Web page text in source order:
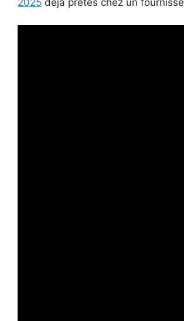
2025 déjà prêtes chez un